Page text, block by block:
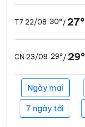
T7 22/08 30°/ 27°
CN 23/08 29°/ 29°
Ngày mai
7 ngày tới